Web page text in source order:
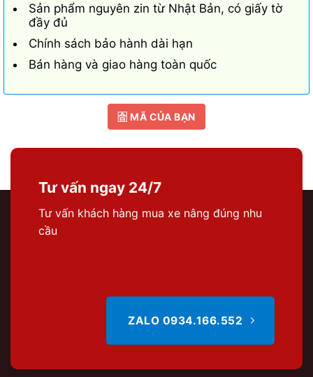
Sản phẩm nguyên zin từ Nhật Bản, có giấy tờ
đầy đủ
Chính sách bảo hành dài hạn
Bán hàng và giao hàng toàn quốc
🈴 MÃ CỦA BẠN
Tư vấn ngay 24/7
Tư vấn khách hàng mua xe nâng đúng nhu
cầu
ZALO 0934.166.552